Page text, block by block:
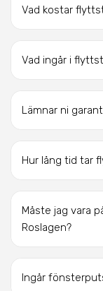
Vad kostar
Vad ingår i
Lämnar ni
Hur lång tid tar
Måste jag vara
Roslagen?
Ingår